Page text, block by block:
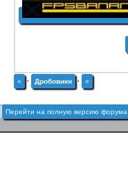
« · Дробовики · »
Перейти на полную версию форума